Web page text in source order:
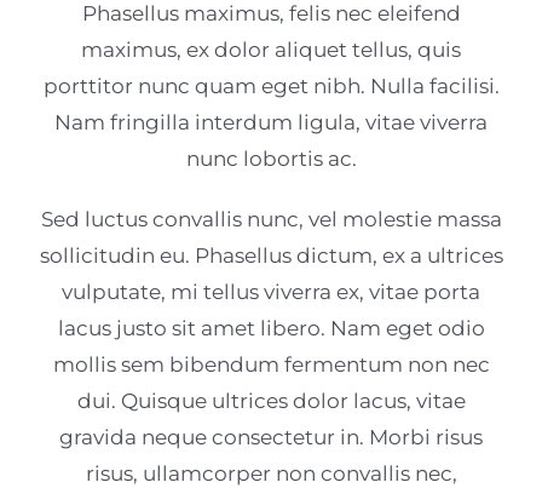
Phasellus maximus, felis nec eleifend
maximus, ex dolor aliquet tellus, quis
porttitor nunc quam eget nibh. Nulla facilisi.
Nam fringilla interdum ligula, vitae viverra
nunc lobortis ac.
Sed luctus convallis nunc, vel molestie massa
sollicitudin eu. Phasellus dictum, ex a ultrices
vulputate, mi tellus viverra ex, vitae porta
lacus justo sit amet libero. Nam eget odio
mollis sem bibendum fermentum non nec
dui. Quisque ultrices dolor lacus, vitae
gravida neque consectetur in. Morbi risus
risus, ullamcorper non convallis nec,